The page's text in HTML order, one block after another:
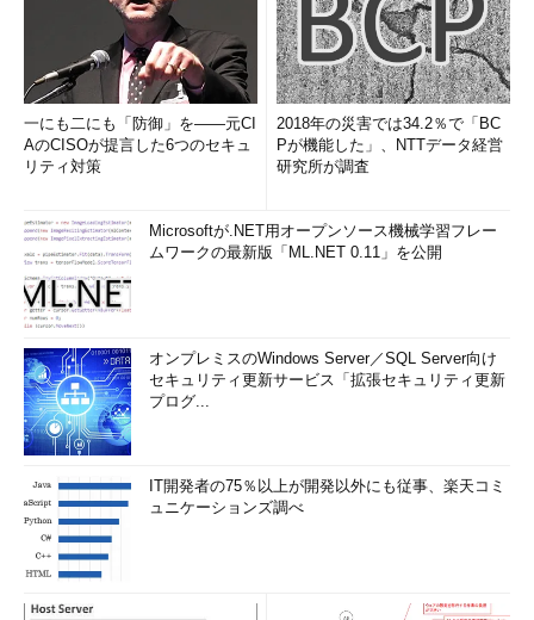
一にも二にも「防御」を――元CI
AのCISOが提言した6つのセキュ
リティ対策
2018年の災害では34.2％で「BC
Pが機能した」、NTTデータ経営
研究所が調査
Microsoftが.NET用オープンソース機械学習フレー
ムワークの最新版「ML.NET 0.11」を公開
オンプレミスのWindows Server／SQL Server向け
セキュリティ更新サービス「拡張セキュリティ更新
プログ...
IT開発者の75％以上が開発以外にも従事、楽天コミ
ュニケーションズ調べ